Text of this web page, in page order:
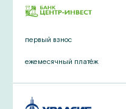
первый взнос
ежемесячный платёж